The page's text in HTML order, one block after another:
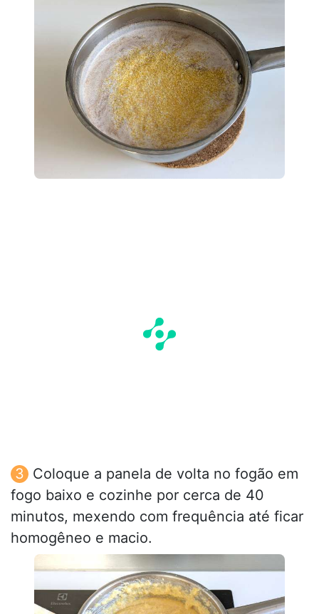
Coloque a panela de volta no fogão em
fogo baixo e cozinhe por cerca de 40
minutos, mexendo com frequência até ficar
homogêneo e macio.